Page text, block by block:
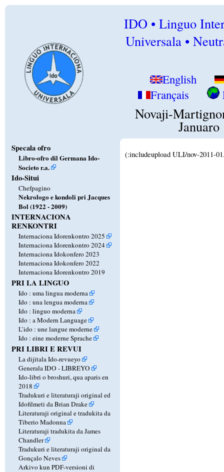
IDO • Linguo
Universala •
English
Français
Novaji-
Januaro
Specala ofro
Libro-ofro dil Germana Ido-
Societo r.a.
Ido-Situi
Chefpagino
Nekrologo e kondoli pri Jacques
Bol (1922 - 2009)
INTERNACIONA
RENKONTRI
Internaciona Idorenkontro 2025
Internaciona Idorenkontro 2024
Internaciona Idokonfero 2023
Internaciona Idokonfero 2022
Internaciona Idorenkontro 2019
PRI LA LINGUO
Ido : uma lingua moderna
Ido : una lengua moderna
Ido : linguo moderna
Ido : a Modern Language
L’ido : une langue moderne
Ido : eine moderne Sprache
PRI LIBRI E REVUI
La dijitala Ido-revueyo
Generala IDO - LIBREYO
Ido-libri o broshuri, qua aparis en
2018
Tradukuri e literaturaji original ed
Idofilmeti da Brian Drake
Literaturaji original e tradukita da
Tiberio Madonna
Literaturaji tradukita da James
Chandler
Tradukuri e literaturaji original da
Gonçalo Neves
Arkivo kun PDF-versioni di
(:includeupload ULI/nov-2011-